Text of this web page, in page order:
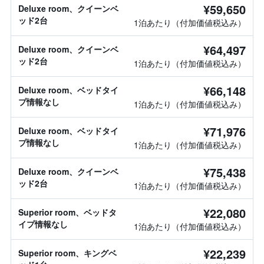
Deluxe room、クイーンベ
ッド2台
¥59,650
1泊あたり（付加価値税込み）
Deluxe room、クイーンベ
ッド2台
¥64,497
1泊あたり（付加価値税込み）
Deluxe room、ベッドタイ
プ情報なし
¥66,148
1泊あたり（付加価値税込み）
Deluxe room、ベッドタイ
プ情報なし
¥71,976
1泊あたり（付加価値税込み）
Deluxe room、クイーンベ
ッド2台
¥75,438
1泊あたり（付加価値税込み）
Superior room、ベッドタ
イプ情報なし
¥22,080
1泊あたり（付加価値税込み）
Superior room、キングベ
¥22,239